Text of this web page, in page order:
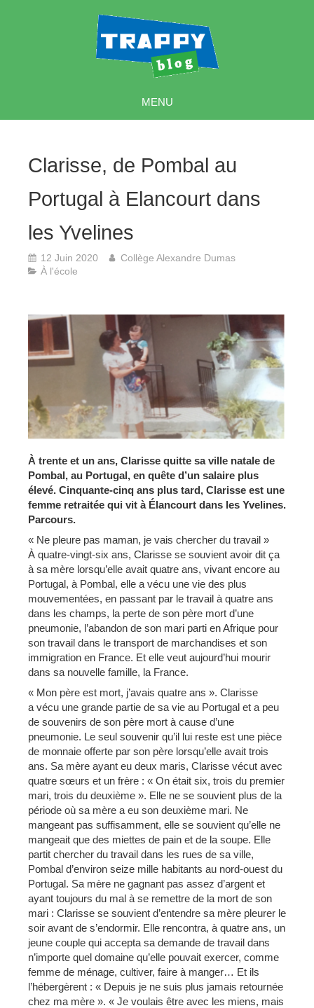
MENU
Clarisse, de Pombal au
Portugal à Elancourt dans
les Yvelines
12 Juin 2020
Collège Alexandre Dumas
À l'école
À trente et un ans, Clarisse quitte sa ville natale de
Pombal, au Portugal, en quête d’un salaire plus
élevé. Cinquante-cinq ans plus tard, Clarisse est une
femme retraitée qui vit à Élancourt dans les Yvelines.
Parcours.
« Ne pleure pas maman, je vais chercher du travail »
À quatre-vingt-six ans, Clarisse se souvient avoir dit ça
à sa mère lorsqu’elle avait quatre ans, vivant encore au
Portugal, à Pombal, elle a vécu une vie des plus
mouvementées, en passant par le travail à quatre ans
dans les champs, la perte de son père mort d’une
pneumonie, l’abandon de son mari parti en Afrique pour
son travail dans le transport de marchandises et son
immigration en France. Et elle veut aujourd’hui mourir
dans sa nouvelle famille, la France.
« Mon père est mort, j’avais quatre ans ». Clarisse
a vécu une grande partie de sa vie au Portugal et a peu
de souvenirs de son père mort à cause d’une
pneumonie. Le seul souvenir qu’il lui reste est une pièce
de monnaie offerte par son père lorsqu’elle avait trois
ans. Sa mère ayant eu deux maris, Clarisse vécut avec
quatre sœurs et un frère : « On était six, trois du premier
mari, trois du deuxième ». Elle ne se souvient plus de la
période où sa mère a eu son deuxième mari. Ne
mangeant pas suffisamment, elle se souvient qu’elle ne
mangeait que des miettes de pain et de la soupe. Elle
partit chercher du travail dans les rues de sa ville,
Pombal d’environ seize mille habitants au nord-ouest du
Portugal. Sa mère ne gagnant pas assez d’argent et
ayant toujours du mal à se remettre de la mort de son
mari : Clarisse se souvient d’entendre sa mère pleurer le
soir avant de s’endormir. Elle rencontra, à quatre ans, un
jeune couple qui accepta sa demande de travail dans
n’importe quel domaine qu’elle pouvait exercer, comme
femme de ménage, cultiver, faire à manger… Et ils
l’hébergèrent : « Depuis je ne suis plus jamais retournée
chez ma mère ». « Je voulais être avec les miens, mais